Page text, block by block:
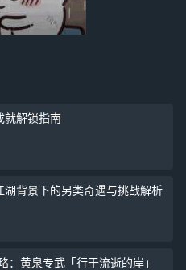
就解锁指南
湖背景下的另类奇遇与挑战解析
：黄泉专武「行于流逝的岸」